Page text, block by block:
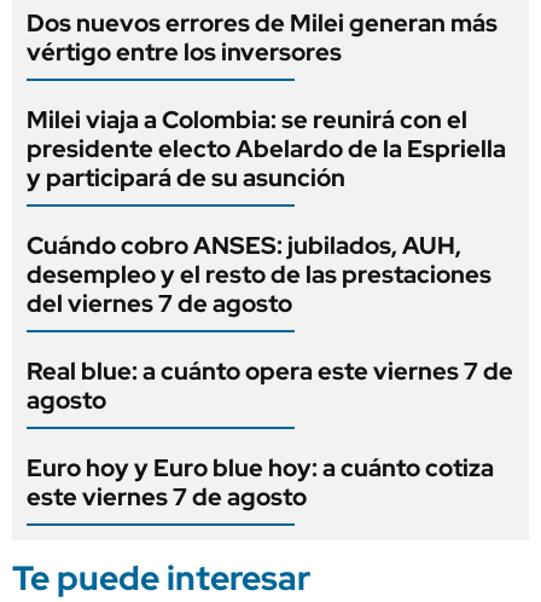
Dos nuevos errores de Milei generan más
vértigo entre los inversores
Milei viaja a Colombia: se reunirá con el
presidente electo Abelardo de la Espriella
y participará de su asunción
Cuándo cobro ANSES: jubilados, AUH,
desempleo y el resto de las prestaciones
del viernes 7 de agosto
Real blue: a cuánto opera este viernes 7 de
agosto
Euro hoy y Euro blue hoy: a cuánto cotiza
este viernes 7 de agosto
Te puede interesar